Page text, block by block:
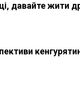
давайте жити